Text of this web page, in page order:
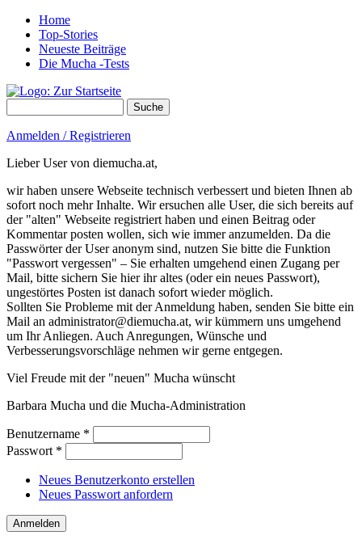
Home
Top-Stories
Neueste Beiträge
Die Mucha -Tests
Anmelden / Registrieren
Lieber User von diemucha.at,
wir haben unsere Webseite technisch verbessert und bieten Ihnen ab
sofort noch mehr Inhalte. Wir ersuchen alle User, die sich bereits auf
der "alten" Webseite registriert haben und einen Beitrag oder
Kommentar posten wollen, sich wie immer anzumelden. Da die
Passwörter der User anonym sind, nutzen Sie bitte die Funktion
"Passwort vergessen" – Sie erhalten umgehend einen Zugang per
Mail, bitte sichern Sie hier ihr altes (oder ein neues Passwort),
ungestörtes Posten ist danach sofort wieder möglich.
Sollten Sie Probleme mit der Anmeldung haben, senden Sie bitte ein
Mail an administrator@diemucha.at, wir kümmern uns umgehend
um Ihr Anliegen. Auch Anregungen, Wünsche und
Verbesserungsvorschläge nehmen wir gerne entgegen.
Viel Freude mit der "neuen" Mucha wünscht
Barbara Mucha und die Mucha-Administration
Benutzername *
Passwort *
Neues Benutzerkonto erstellen
Neues Passwort anfordern